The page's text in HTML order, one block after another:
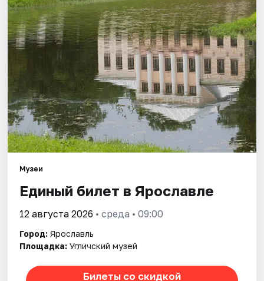
Рейтинги
Музеи
Единый билет в Ярославле
12 августа 2026 • среда • 09:00
Город: Ярославль
Площадка: Угличский музей
Билеты со скидкой